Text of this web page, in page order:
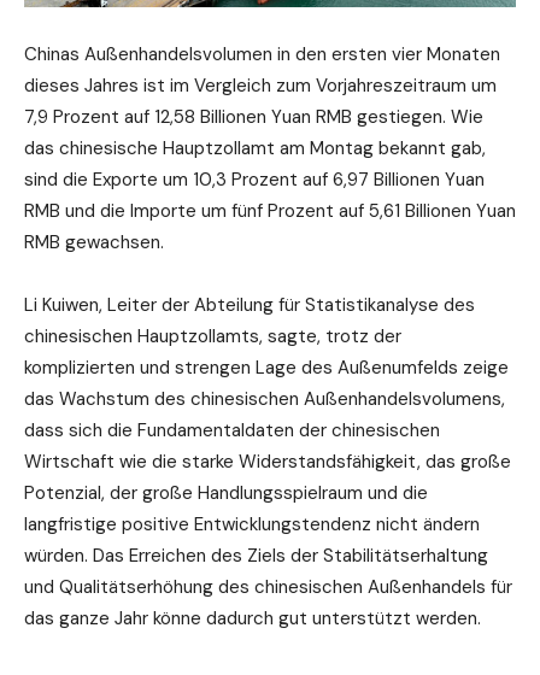
Chinas Außenhandelsvolumen in den ersten vier Monaten
dieses Jahres ist im Vergleich zum Vorjahreszeitraum um
7,9 Prozent auf 12,58 Billionen Yuan RMB gestiegen. Wie
das chinesische Hauptzollamt am Montag bekannt gab,
sind die Exporte um 10,3 Prozent auf 6,97 Billionen Yuan
RMB und die Importe um fünf Prozent auf 5,61 Billionen Yuan
RMB gewachsen.
Li Kuiwen, Leiter der Abteilung für Statistikanalyse des
chinesischen Hauptzollamts, sagte, trotz der
komplizierten und strengen Lage des Außenumfelds zeige
das Wachstum des chinesischen Außenhandelsvolumens,
dass sich die Fundamentaldaten der chinesischen
Wirtschaft wie die starke Widerstandsfähigkeit, das große
Potenzial, der große Handlungsspielraum und die
langfristige positive Entwicklungstendenz nicht ändern
würden. Das Erreichen des Ziels der Stabilitätserhaltung
und Qualitätserhöhung des chinesischen Außenhandels für
das ganze Jahr könne dadurch gut unterstützt werden.